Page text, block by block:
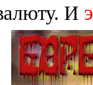
И